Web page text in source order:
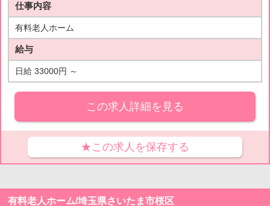
仕事内容
有料老人ホーム
給与
日給 33000円 ～
この求人詳細を見る
★この求人を保存する
有料老人ホーム/埼玉県さいたま市桜区